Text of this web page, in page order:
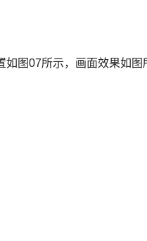
如图07所示，画面效果如图